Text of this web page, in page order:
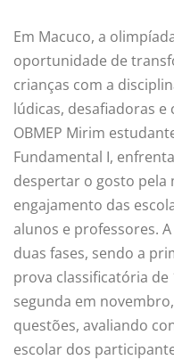
Em Macuco, a
oportunidade de
crianças com a
lúdicas, desafiadoras
OBMEP Mirim
Fundamental I,
despertar o gosto pela
engajamento das
alunos e professores.
duas fases, sendo a
prova classificatória de
segunda em
questões, avaliando
escolar dos